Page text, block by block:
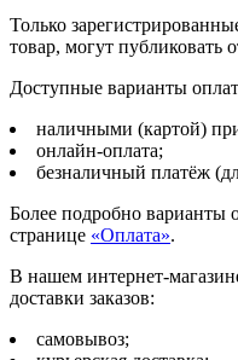
Только
товар, могут публиковать
Доступные варианты
наличными (картой)
онлайн-оплата;
безналичный платёж
Более подробно варианты
странице «Оплата».
В нашем интернет-
доставки заказов:
самовывоз;